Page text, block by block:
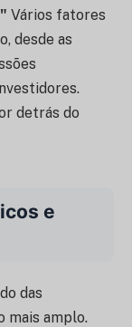
Vários fatores
desde as
detrás do
e
das
mais amplo.